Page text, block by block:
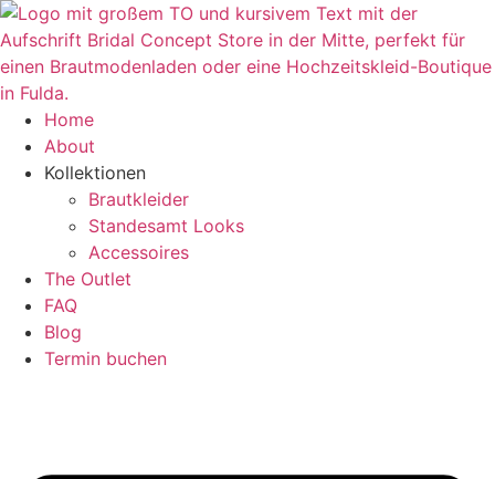
Zum
Inhalt
springen
Home
About
Kollektionen
Brautkleider
Standesamt Looks
Accessoires
The Outlet
FAQ
Blog
Termin buchen